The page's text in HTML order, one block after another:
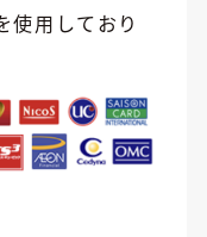
使用しており